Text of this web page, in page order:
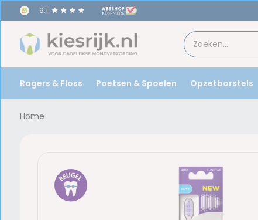
9.1
17ubesteld, morgen in huis!
Ragers & Floss Poetsen & Spoelen Opzetborstels
Home